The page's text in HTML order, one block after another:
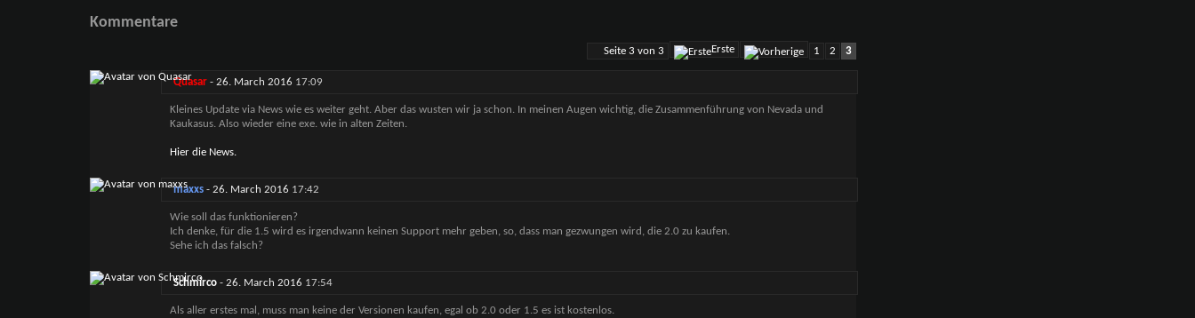
Kommentare
Seite 3 von 3 Erste 1 2 3
Quasar- 26. March 2016 17:09
Kleines Update via News wie es weiter geht. Aber das wusten wir ja schon. In meinen Augen wichtig, die Zusammenführung von Nevada und
Kaukasus. Also wieder eine exe. wie in alten Zeiten.
Hier die News.
maxxs- 26. March 2016 17:42
Wie soll das funktionieren?
Ich denke, für die 1.5 wird es irgendwann keinen Support mehr geben, so, dass man gezwungen wird, die 2.0 zu kaufen.
Sehe ich das falsch?
Schmirco- 26. March 2016 17:54
Als aller erstes mal, muss man keine der Versionen kaufen, egal ob 2.0 oder 1.5 es ist kostenlos.